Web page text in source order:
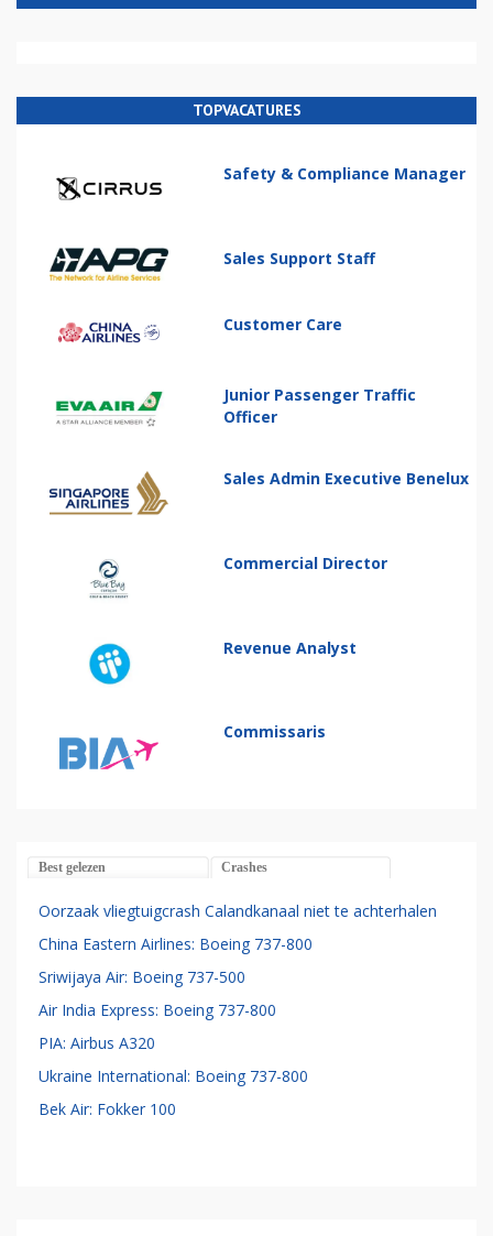
TOPVACATURES
Safety & Compliance Manager
Sales Support Staff
Customer Care
Junior Passenger Traffic
Officer
Sales Admin Executive Benelux
Commercial Director
Revenue Analyst
Commissaris
Best gelezen Crashes
Oorzaak vliegtuigcrash Calandkanaal niet te achterhalen
China Eastern Airlines: Boeing 737-800
Sriwijaya Air: Boeing 737-500
Air India Express: Boeing 737-800
PIA: Airbus A320
Ukraine International: Boeing 737-800
Bek Air: Fokker 100